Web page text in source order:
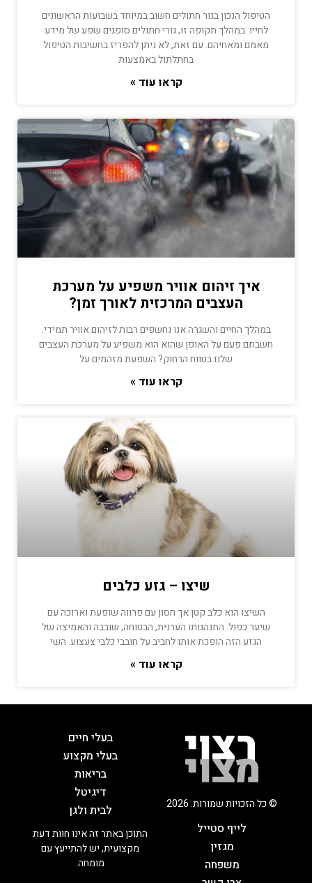
הטיפול הנכון בגור חתולים חשוב במיוחד בשבועות הראשונים
לחייו. במהלך תקופה זו, גורי חתולים סופגים שפע של מידע
מאמם ומאחיהם. עם זאת, לא ניתן להפריז בחשיבות הטיפול
בחתלתול באמצעות
קראו עוד »
איך זיהום אוויר משפיע על מערכת
העצבים המרכזית לאורך זמן?
במהלך החיים והשגרה אנו נחשפים רבות לזיהום אוויר תמידי.
חשבתם פעם על האופן שהוא הוא משפיע על מערכת העצבים
שלנו בטווח הרחוק? השפעת מזהמים על
קראו עוד »
שיצו – גזע כלבים
השיצו הוא כלב קטן אך חסון עם פרווה שופעת וארוכה עם
שיער כפול. התנהגותו הערנית, הבטוחה, שובבה והאמיצה של
הגזע הזה הופכת אותו לחביב על חובבי כלבי צעצוע. השי
קראו עוד »
© כל הזכויות שמורות. 2026
בעלי חיים
בעלי מקצוע
בריאות
דיגיטל
לבית ולגן
לייף סטייל
מגזין
משפחה
התוכן באתר זה אינו חוות דעת
מקצועית, יש להתייעץ עם
מומחה.